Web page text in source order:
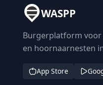
WASPP
Burgerplatform voor
en hoornaarnesten
App Store